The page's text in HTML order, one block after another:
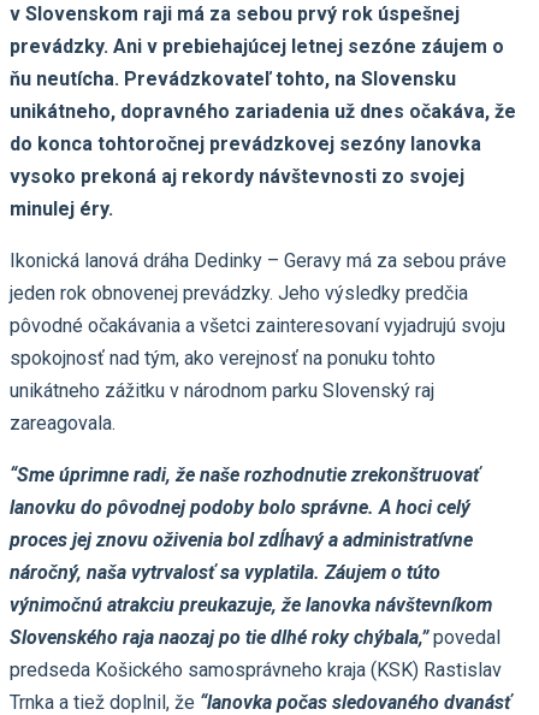
v Slovenskom raji má za sebou prvý rok úspešnej
prevádzky. Ani v prebiehajúcej letnej sezóne záujem o
ňu neutícha. Prevádzkovateľ tohto, na Slovensku
unikátneho, dopravného zariadenia už dnes očakáva, že
do konca tohtoročnej prevádzkovej sezóny lanovka
vysoko prekoná aj rekordy návštevnosti zo svojej
minulej éry.
Ikonická lanová dráha Dedinky – Geravy má za sebou práve
jeden rok obnovenej prevádzky. Jeho výsledky predčia
pôvodné očakávania a všetci zainteresovaní vyjadrujú svoju
spokojnosť nad tým, ako verejnosť na ponuku tohto
unikátneho zážitku v národnom parku Slovenský raj
zareagovala.
“Sme úprimne radi, že naše rozhodnutie zrekonštruovať
lanovku do pôvodnej podoby bolo správne. A hoci celý
proces jej znovu oživenia bol zdĺhavý a administratívne
náročný, naša vytrvalosť sa vyplatila. Záujem o túto
výnimočnú atrakciu preukazuje, že lanovka návštevníkom
Slovenského raja naozaj po tie dlhé roky chýbala,”povedal
predseda Košického samosprávneho kraja (KSK) Rastislav
Trnka a tiež doplnil, že “lanovka počas sledovaného dvanásť